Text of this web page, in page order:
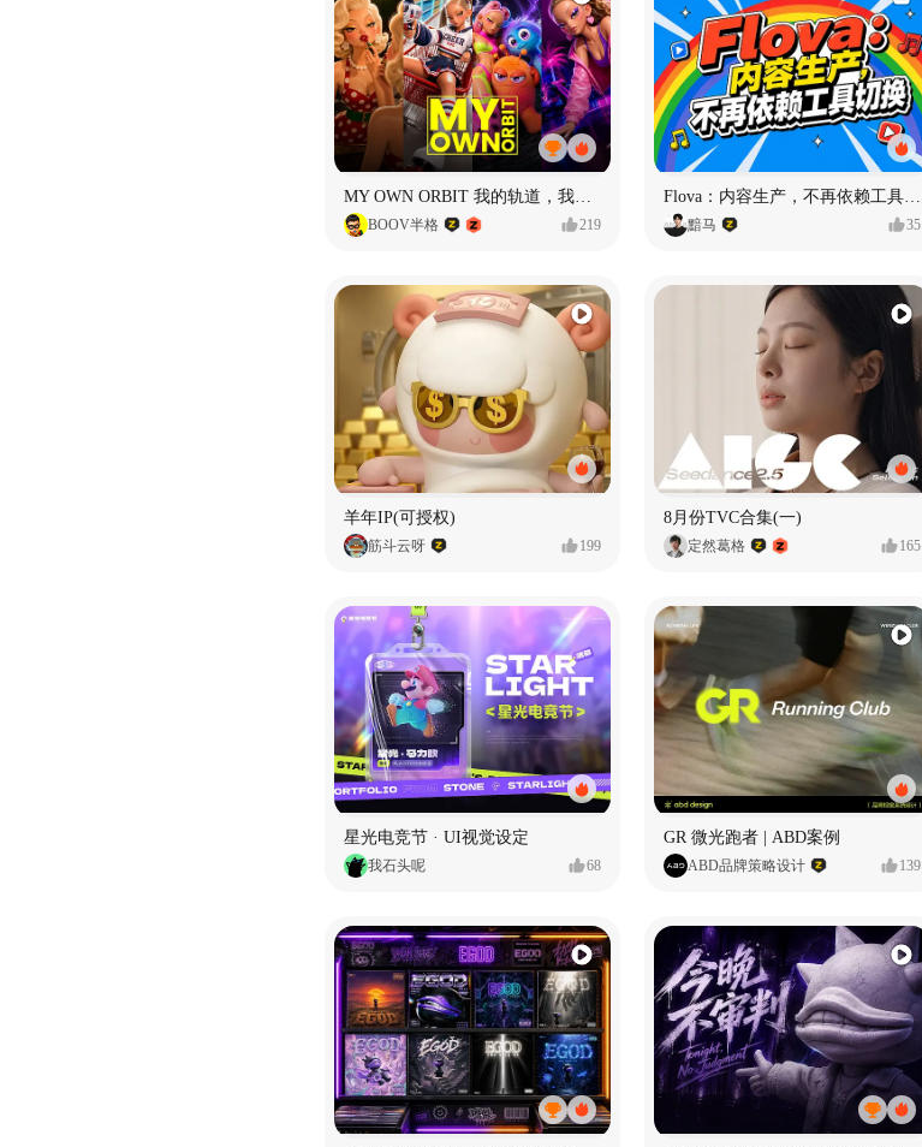
MY OWN ORBIT 我的轨道，我的定义#MVLAND嘻哈狂欢派对
BOOV半格 219
Flova：内容生产，不再依赖工具切换
黯马 35
羊年IP(可授权)
筋斗云呀 199
8月份TVC合集(一)
定然葛格 165
星光电竞节 · UI视觉设定
我石头呢 68
GR 微光跑者 | ABD案例
ABD品牌策略设计 139